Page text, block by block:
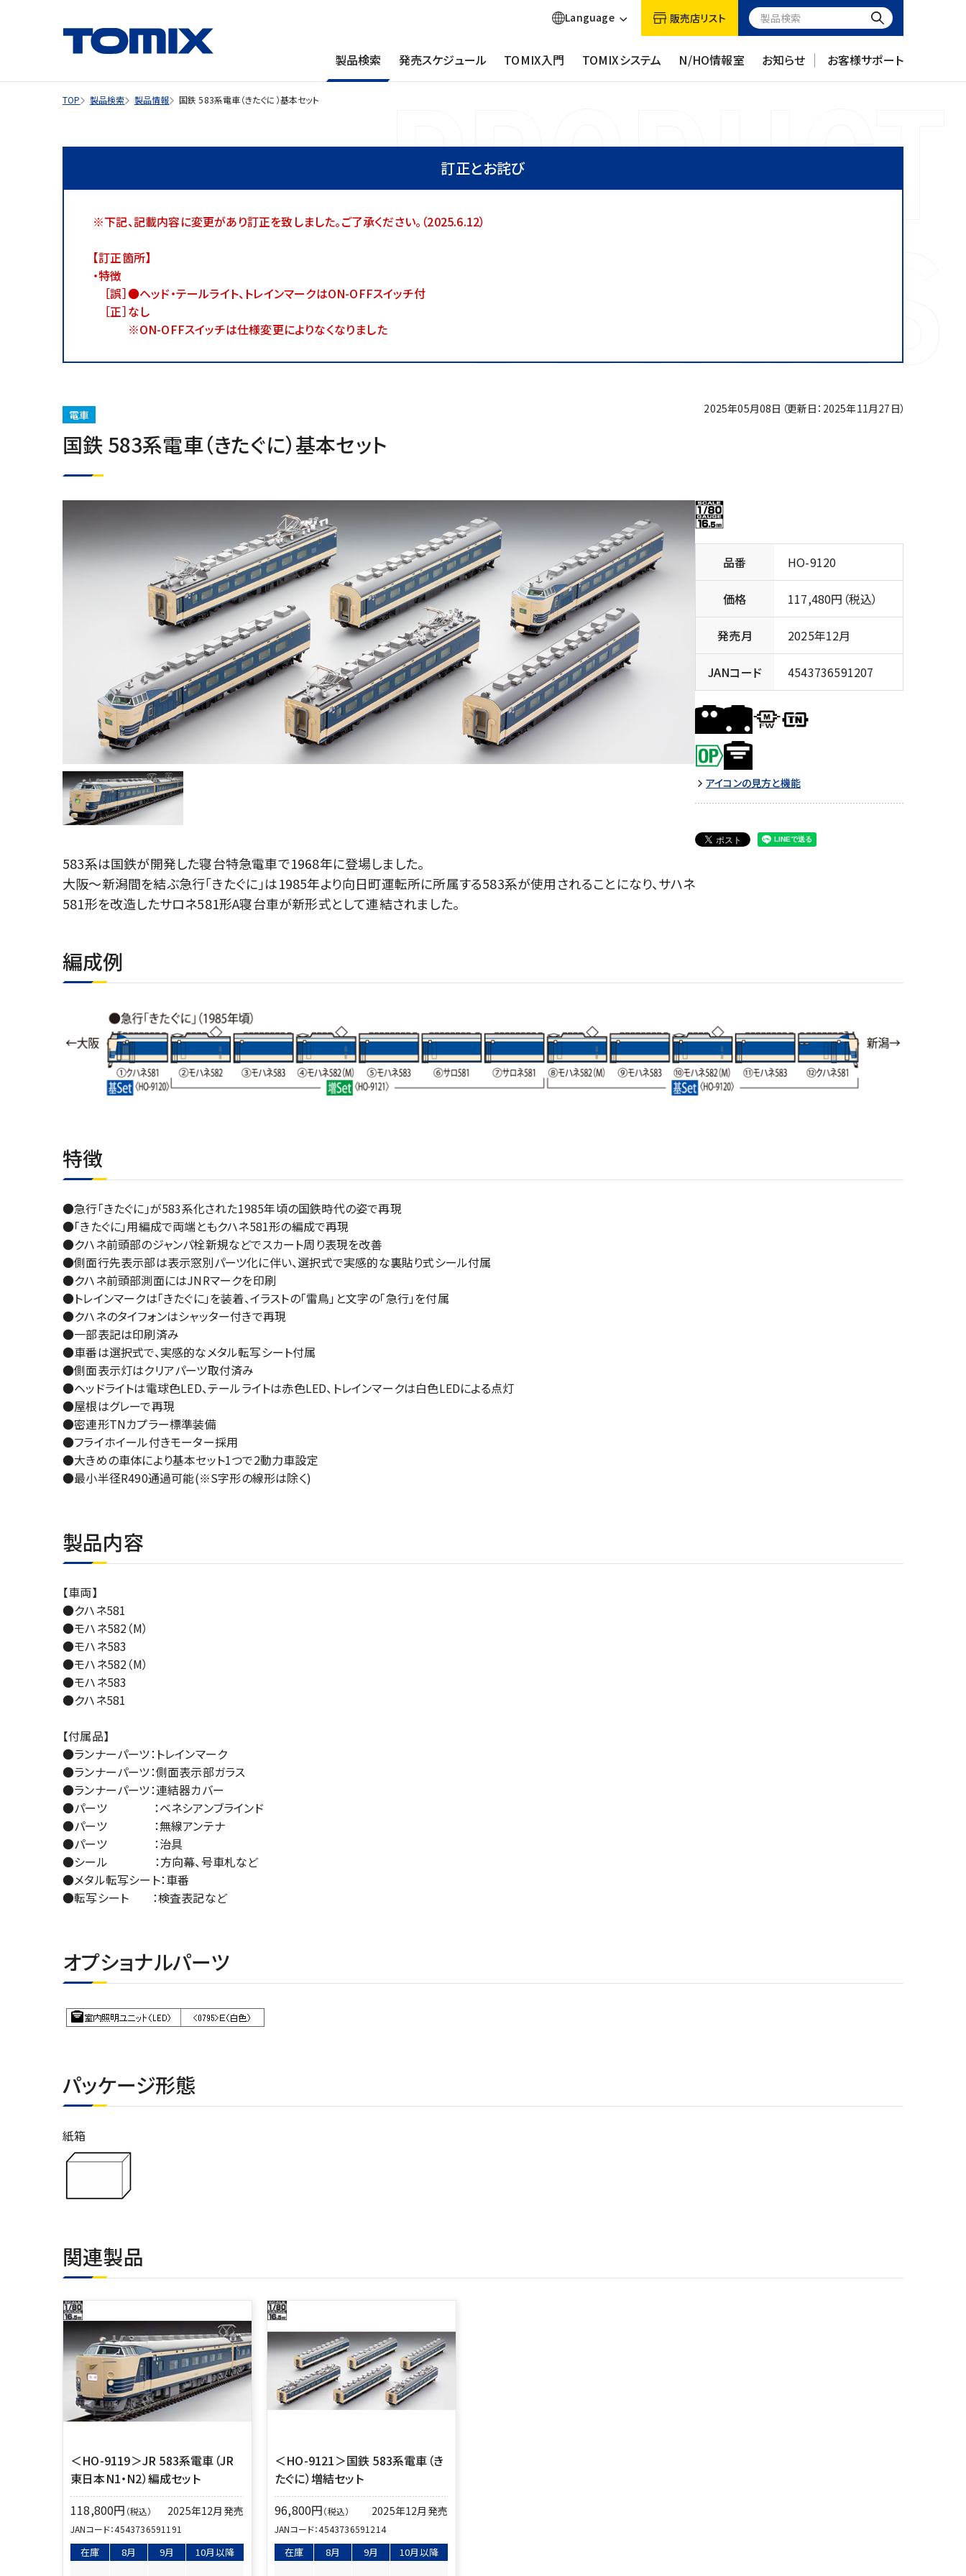
製品検索 発売スケジュール TOMIX入門 TOMIXシステム N/HO情報室 お知らせ お客様サポート
Language 販売店リスト
TOP 製品検索 製品情報 国鉄 583系電車（きたぐに）基本セット
訂正とお詫び
※下記、記載内容に変更があり訂正を致しました。ご了承ください。（2025.6.12）
【訂正箇所】
・特徴
［誤］●ヘッド・テールライト、トレインマークはON-OFFスイッチ付
［正］なし
※ON-OFFスイッチは仕様変更によりなくなりました
電車
国鉄 583系電車（きたぐに）基本セット
2025年05月08日（更新日：2025年11月27日）
583系は国鉄が開発した寝台特急電車で1968年に登場しました。
大阪～新潟間を結ぶ急行｢きたぐに｣は1985年より向日町運転所に所属する583系が使用されることになり、サハネ
581形を改造したサロネ581形A寝台車が新形式として連結されました。
品番 HO-9120
価格 117,480円（税込）
発売月 2025年12月
JANコード 4543736591207
アイコンの見方と機能
編成例
特徴
●急行「きたぐに」が583系化された1985年頃の国鉄時代の姿で再現
●「きたぐに」用編成で両端ともクハネ581形の編成で再現
●クハネ前頭部のジャンパ栓新規などでスカート周り表現を改善
●側面行先表示部は表示窓別パーツ化に伴い、選択式で実感的な裏貼り式シール付属
●クハネ前頭部測面にはJNRマークを印刷
●トレインマークは「きたぐに」を装着、イラストの「雷鳥」と文字の「急行」を付属
●クハネのタイフォンはシャッター付きで再現
●一部表記は印刷済み
●車番は選択式で、実感的なメタル転写シート付属
●側面表示灯はクリアパーツ取付済み
●ヘッドライトは電球色LED、テールライトは赤色LED、トレインマークは白色LEDによる点灯
●屋根はグレーで再現
●密連形TNカプラー標準装備
●フライホイール付きモーター採用
●大きめの車体により基本セット1つで2動力車設定
●最小半径R490通過可能(※S字形の線形は除く)
製品内容
【車両】
●クハネ581
●モハネ582（M）
●モハネ583
●モハネ582（M）
●モハネ583
●クハネ581
【付属品】
●ランナーパーツ：トレインマーク
●ランナーパーツ：側面表示部ガラス
●ランナーパーツ：連結器カバー
●パーツ ：ベネシアンブラインド
●パーツ ：無線アンテナ
●パーツ ：治具
●シール ：方向幕、号車札など
●メタル転写シート：車番
●転写シート ：検査表記など
オプショナルパーツ
パッケージ形態
紙箱
関連製品
＜HO-9119＞JR 583系電車（JR
東日本N1・N2）編成セット
118,800円 （税込） 2025年12月発売
JANコード：4543736591191
在庫 8月 9月 10月以降
＜HO-9121＞国鉄 583系電車（き
たぐに）増結セット
96,800円（税込） 2025年12月発売
JANコード：4543736591214
在庫 8月 9月 10月以降